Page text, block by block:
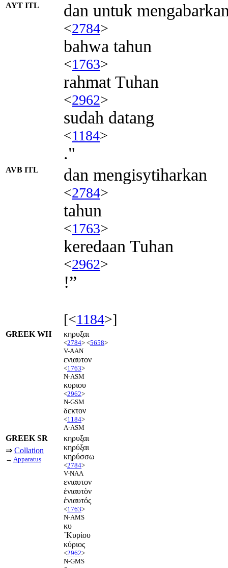
AYT ITL dan untuk
<2784>
bahwa tahun
<1763>
rahmat Tuhan
<2962>
sudah datang
<1184>
."
AVB ITL dan mengisytiharkan
<2784>
tahun
<1763>
keredaan Tuhan
<2962>
!”
[<1184>]
GREEK WH κηρυξαι
<2784> <5658>
V-AAN
ενιαυτον
<1763>
N-ASM
κυριου
<2962>
N-GSM
δεκτον
<1184>
A-ASM
GREEK SR
⇒ Collation
→ Apparatus
κηρυξαι
κηρύξαι
κηρύσσω
<2784>
V-NAA
ενιαυτον
ἐνιαυτὸν
ἐνιαυτός
<1763>
N-AMS
κυ
˚Κυρίου
κύριος
<2962>
N-GMS